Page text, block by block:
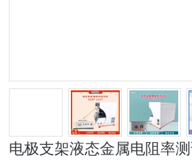
电极支架液态金属电阻率